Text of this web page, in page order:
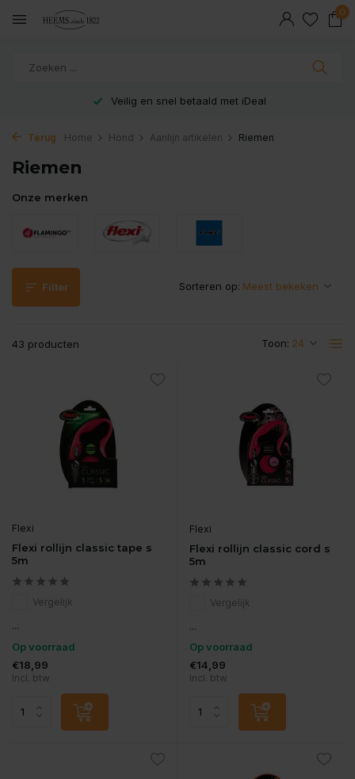
0
Veilig en snel betaald met iDeal
Terug Home Hond Aanlijn artikelen Riemen
Riemen
Onze merken
Filter
43 producten Toon:
Sorteren op:
Flexi
Flexi rollijn classic tape s
5m
Vergelijk
...
Op voorraad
€18,99
Incl. btw
Flexi
Flexi rollijn classic cord s
5m
Vergelijk
...
Op voorraad
€14,99
Incl. btw